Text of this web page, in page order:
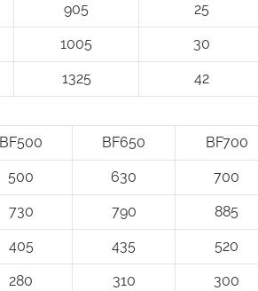
905 25
1005 30
1325 42
BF500 BF650 BF700
500 630 700
730 790 885
405 435 520
280 310 300